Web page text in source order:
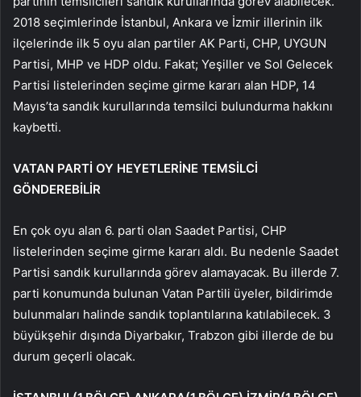
2018 seçimlerinde İstanbul, Ankara ve İzmir illerinin ilk
ilçelerinde ilk 5 oyu alan partiler AK Parti, CHP, UYGUN
Partisi, MHP ve HDP oldu. Fakat; Yeşiller ve Sol Gelecek
Partisi listelerinden seçime girme kararı alan HDP, 14
Mayıs’ta sandık kurullarında temsilci bulundurma hakkını
kaybetti.
VATAN PARTİ OY HEYETLERİNE TEMSİLCİ
GÖNDEREBİLİR
En çok oyu alan 6. parti olan Saadet Partisi, CHP
listelerinden seçime girme kararı aldı. Bu nedenle Saadet
Partisi sandık kurullarında görev alamayacak. Bu illerde 7.
parti konumunda bulunan Vatan Partili üyeler, bildirimde
bulunmaları halinde sandık toplantılarına katılabilecek. 3
büyükşehir dışında Diyarbakır, Trabzon gibi illerde de bu
durum geçerli olacak.